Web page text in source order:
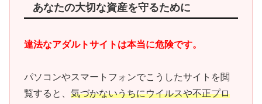
あなたの大切な資産を守るために
違法なアダルトサイトは本当に危険です。
パソコンやスマートフォンでこうしたサイトを閲
覧すると、 気づかないうちにウイルスや不正プロ